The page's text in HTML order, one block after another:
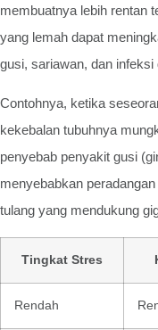
membuatnya lebih rentan
yang lemah dapat
gusi, sariawan, dan infeksi
Contohnya, ketika
kekebalan tubuhnya
penyebab penyakit gusi
menyebabkan
tulang yang mendukung
Tingkat Stres
Rendah